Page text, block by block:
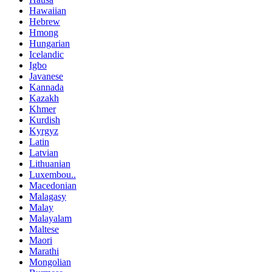
Hawaiian
Hebrew
Hmong
Hungarian
Icelandic
Igbo
Javanese
Kannada
Kazakh
Khmer
Kurdish
Kyrgyz
Latin
Latvian
Lithuanian
Luxembou..
Macedonian
Malagasy
Malay
Malayalam
Maltese
Maori
Marathi
Mongolian